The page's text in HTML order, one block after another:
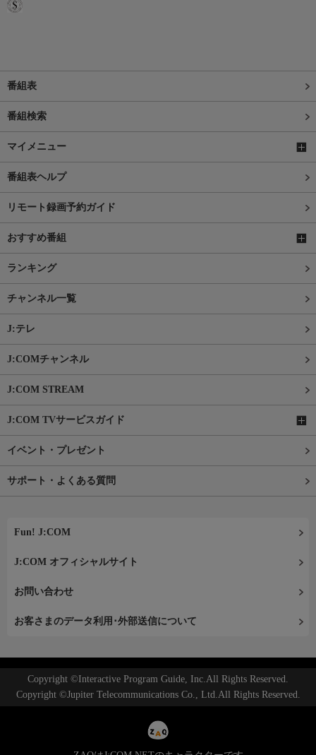
番組表
番組検索
マイメニュー
番組表ヘルプ
リモート録画予約ガイド
おすすめ番組
ランキング
チャンネル一覧
J:テレ
J:COMチャンネル
J:COM STREAM
J:COM TVサービスガイド
イベント・プレゼント
サポート・よくある質問
Fun! J:COM
J:COM オフィシャルサイト
お問い合わせ
お客さまのデータ利用･外部送信について
Copyright ©Interactive Program Guide, Inc.All Rights Reserved.
Copyright ©Jupiter Telecommunications Co., Ltd.All Rights Reserved.